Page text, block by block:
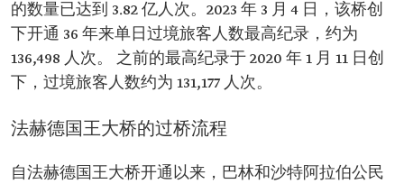
的数量已达到 3.82 亿人次。2023 年 3 月 4 日，该桥创
下开通 36 年来单日过境旅客人数最高纪录，约为
136,498 人次。 之前的最高纪录于 2020 年 1 月 11 日创
下，过境旅客人数约为 131,177 人次。
法赫德国王大桥的过桥流程
自法赫德国王大桥开通以来，巴林和沙特阿拉伯公民